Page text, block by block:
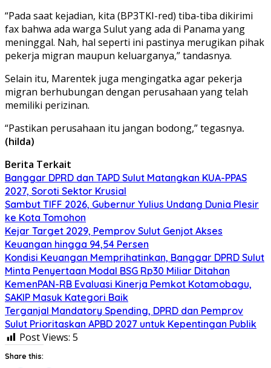
“Pada saat kejadian, kita (BP3TKI-red) tiba-tiba dikirimi
fax bahwa ada warga Sulut yang ada di Panama yang
meninggal. Nah, hal seperti ini pastinya merugikan pihak
pekerja migran maupun keluarganya,” tandasnya.
Selain itu, Marentek juga mengingatka agar pekerja
migran berhubungan dengan perusahaan yang telah
memiliki perizinan.
“Pastikan perusahaan itu jangan bodong,” tegasnya.
(hilda)
Berita Terkait
Banggar DPRD dan TAPD Sulut Matangkan KUA-PPAS
2027, Soroti Sektor Krusial
Sambut TIFF 2026, Gubernur Yulius Undang Dunia Plesir
ke Kota Tomohon
Kejar Target 2029, Pemprov Sulut Genjot Akses
Keuangan hingga 94,54 Persen
Kondisi Keuangan Memprihatinkan, Banggar DPRD Sulut
Minta Penyertaan Modal BSG Rp30 Miliar Ditahan
KemenPAN-RB Evaluasi Kinerja Pemkot Kotamobagu,
SAKIP Masuk Kategori Baik
Terganjal Mandatory Spending, DPRD dan Pemprov
Sulut Prioritaskan APBD 2027 untuk Kepentingan Publik
Post Views: 5
Share this: